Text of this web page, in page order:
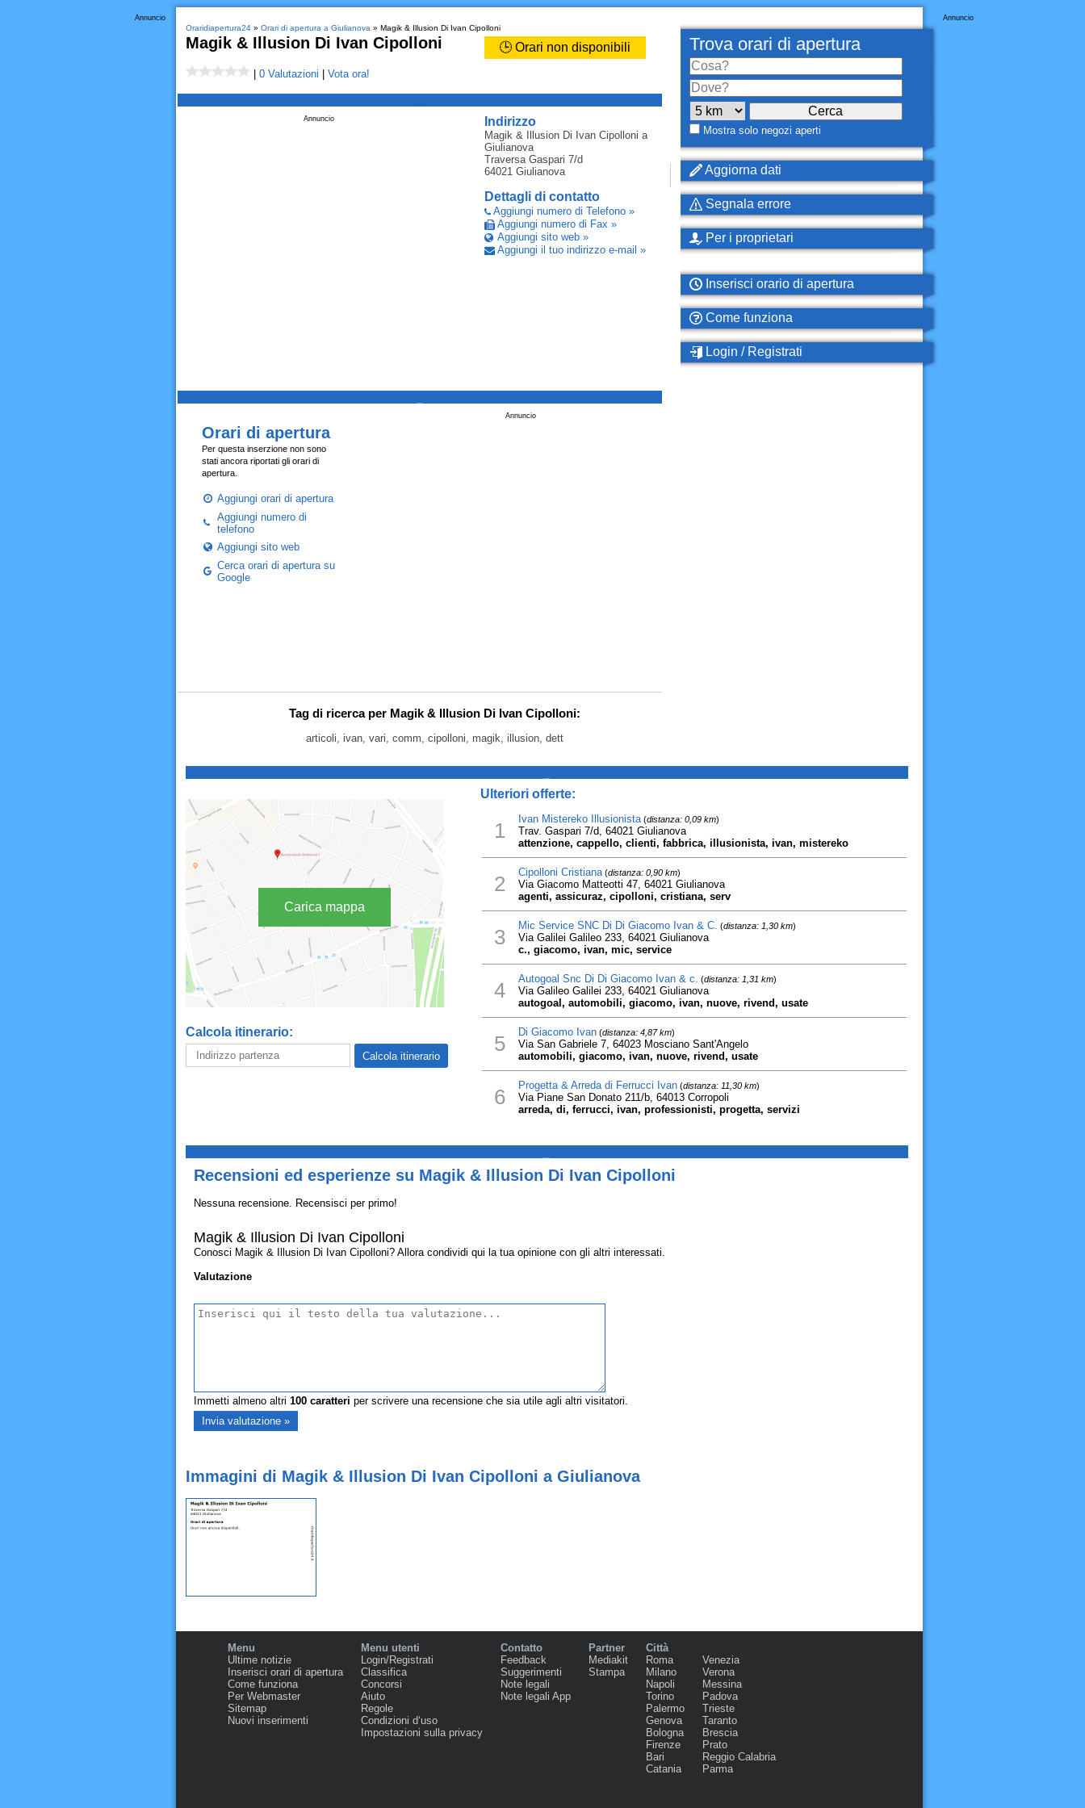
Annuncio
Oraridiapertura24» Orari di apertura a Giulianova » Magik & Illusion Di Ivan Cipolloni
Magik & Illusion Di Ivan Cipolloni 🕒 Orari non disponibili
0 Valutazioni Vota ora!
Indirizzo
Magik & Illusion Di Ivan Cipolloni a
Giulianova
Traversa Gaspari 7/d
64021 Giulianova
Dettagli di contatto
Aggiungi numero di Telefono »
Aggiungi numero di Fax »
Aggiungi sito web »
Aggiungi il tuo indirizzo e-mail »
Annuncio
Annuncio
Orari di apertura
Per questa inserzione non sono
stati ancora riportati gli orari di
apertura.
Aggiungi orari di apertura
Aggiungi numero di
telefono
Aggiungi sito web
Cerca orari di apertura su
Google
Tag di ricerca per Magik & Illusion Di Ivan Cipolloni:
articoli, ivan, vari, comm, cipolloni, magik, illusion, dett
Annuncio
Trova orari di apertura
Mostra solo negozi aperti
Aggiorna dati
Segnala errore
Per i proprietari
Inserisci orario di apertura
Come funziona
Login / Registrati
Carica mappa
Calcola itinerario:
Ulteriori offerte:
1 Ivan Mistereko Illusionista(distanza: 0,09 km)
Trav. Gaspari 7/d, 64021 Giulianova
attenzione, cappello, clienti, fabbrica, illusionista, ivan, mistereko
2 Cipolloni Cristiana(distanza: 0,90 km)
Via Giacomo Matteotti 47, 64021 Giulianova
agenti, assicuraz, cipolloni, cristiana, serv
3 Mic Service SNC Di Di Giacomo Ivan & C. (distanza: 1,30 km)
Via Galilei Galileo 233, 64021 Giulianova
c., giacomo, ivan, mic, service
4 Autogoal Snc Di Di Giacomo Ivan & c. (distanza: 1,31 km)
Via Galileo Galilei 233, 64021 Giulianova
autogoal, automobili, giacomo, ivan, nuove, rivend, usate
5 Di Giacomo Ivan(distanza: 4,87 km)
Via San Gabriele 7, 64023 Mosciano Sant'Angelo
automobili, giacomo, ivan, nuove, rivend, usate
6 Progetta & Arreda di Ferrucci Ivan(distanza: 11,30 km)
Via Piane San Donato 211/b, 64013 Corropoli
arreda, di, ferrucci, ivan, professionisti, progetta, servizi
Recensioni ed esperienze su Magik & Illusion Di Ivan Cipolloni
Nessuna recensione. Recensisci per primo!
Magik & Illusion Di Ivan Cipolloni
Conosci Magik & Illusion Di Ivan Cipolloni? Allora condividi qui la tua opinione con gli altri interessati.
Valutazione
Immetti almeno altri 100caratteri per scrivere una recensione che sia utile agli altri visitatori.
Immagini di Magik & Illusion Di Ivan Cipolloni a Giulianova
Menu
Ultime notizie
Inserisci orari di apertura
Come funziona
Per Webmaster
Sitemap
Nuovi inserimenti
Menu utenti
Login/Registrati
Classifica
Concorsi
Aiuto
Regole
Condizioni d‘uso
Impostazioni sulla privacy
Contatto
Feedback
Suggerimenti
Note legali
Note legali App
Partner
Mediakit
Stampa
Città
Roma
Milano
Napoli
Torino
Palermo
Genova
Bologna
Firenze
Bari
Catania
Venezia
Verona
Messina
Padova
Trieste
Taranto
Brescia
Prato
Reggio Calabria
Parma